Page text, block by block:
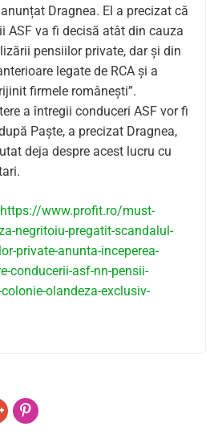
Dragnea. El a precizat că
ASF va fi decisă atât din cauza
pensiilor private, dar și din
legate de RCA și a
firmele românești”.
a întregii conduceri ASF vor fi
Paște, a precizat Dragnea,
deja despre acest lucru cu
https://www.profit.ro/must-
negritoiu-pregatit-scandalul-
private-anunta-inceperea-
conducerii-asf-nn-pensii-
olandeza-exclusiv-